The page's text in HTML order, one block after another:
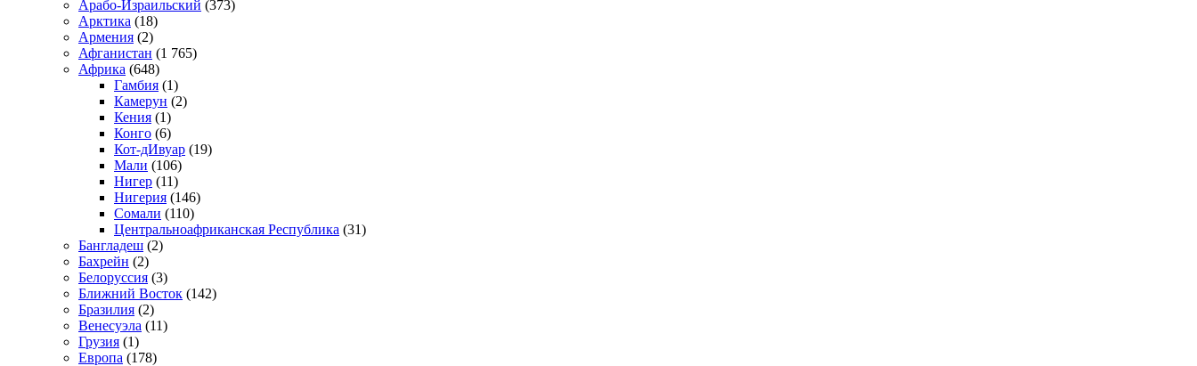
Арабо-Израильский (373)
Арктика (18)
Армения (2)
Афганистан (1 765)
Африка (648)
Гамбия (1)
Камерун (2)
Кения (1)
Конго (6)
Кот-дИвуар (19)
Мали (106)
Нигер (11)
Нигерия (146)
Сомали (110)
Центральноафриканская Республика (31)
Бангладеш (2)
Бахрейн (2)
Белоруссия (3)
Ближний Восток (142)
Бразилия (2)
Венесуэла (11)
Грузия (1)
Европа (178)